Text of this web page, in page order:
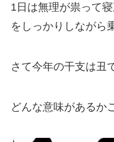
1日は無理が祟って
をしっかりしながら
さて今年の干支は丑
どんな意味があるか